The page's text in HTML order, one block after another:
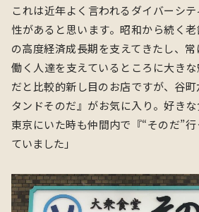
これは近年よく言われるダイバーシ
性があると思います。昭和から続く
の高度経済成長期を支えてきたし、常
働く人達を支えているところに大き
だと比較的新し目のお店ですが、谷
タンドそのだ』がお気に入り。好きな
東京にいた時も仲間内で『“そのだ”
ていました」